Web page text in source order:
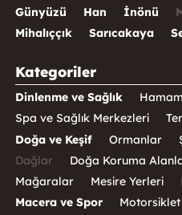
Günyüzü
Han İnönü
Mihalıççık
Sarıcakaya
Kategoriler
Dinlenme ve Sağlık
Spa ve Sağlık Merkezleri
Doğa ve Keşif
Ormanlar
Dağlar
Doğa Koruma
Mağaralar
Mesire Yerleri
Macera ve Spor
Motorsiklet